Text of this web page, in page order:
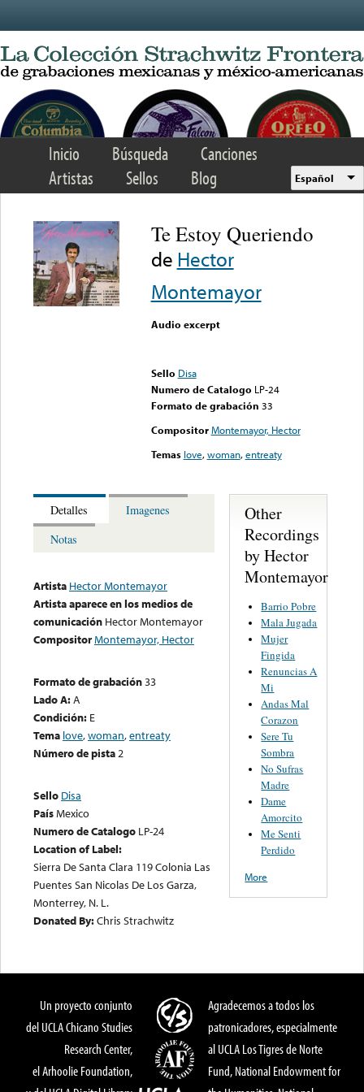
Inicio Búsqueda
Canciones
Artistas
Sellos Blog Español
Te Estoy Queriendo
de Hector
Montemayor
Audio excerpt
Sello Disa
Numero de Catalogo LP-24
Formato de grabación 33
Compositor Montemayor, Hector
Temas love,woman,entreaty
Detalles
Imagenes
Notas
Artista Hector Montemayor
Artista aparece en los medios de
comunicación Hector Montemayor
CompositorMontemayor, Hector
Formato de grabación33
Lado A:A
Condición: E
Tema love,woman,entreaty
Número de pista2
Sello Disa
PaísMexico
Numero de Catalogo LP-24
Location of Label:
Sierra De Santa Clara 119 Colonia Las
Puentes San Nicolas De Los Garza,
Monterrey, N. L.
Donated By:Chris Strachwitz
Other
Recordings
by Hector
Montemayor
Barrio Pobre
Mala Jugada
Mujer
Fingida
Renuncias A
Mi
Andas Mal
Corazon
Sere Tu
Sombra
No Sufras
Madre
Dame
Amorcito
Me Senti
Perdido
More
Un proyecto conjunto
del UCLA Chicano Studies
Research Center,
el Arhoolie Foundation,
Agradecemos a todos los
patronicadores, especialmente
al UCLA Los Tigres de Norte
Fund, National Endowment for